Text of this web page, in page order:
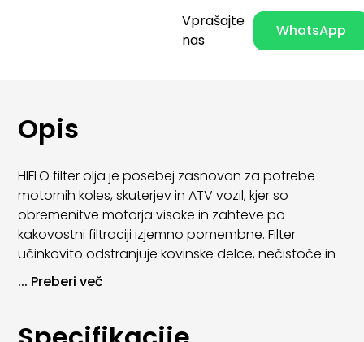
Vprašajte
nas
WhatsApp
Opis
HIFLO filter olja je posebej zasnovan za potrebe
motornih koles, skuterjev in ATV vozil, kjer so
obremenitve motorja visoke in zahteve po
kakovostni filtraciji izjemno pomembne. Filter
učinkovito odstranjuje kovinske delce, nečistoče in
usedline iz motornega olja ter s tem zagotavlja
HIFLO oljni filtri so izdelani po OE standardih in
... Preberi več